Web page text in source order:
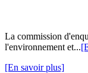
La commission
l'environnement et...
[En savoir plus]